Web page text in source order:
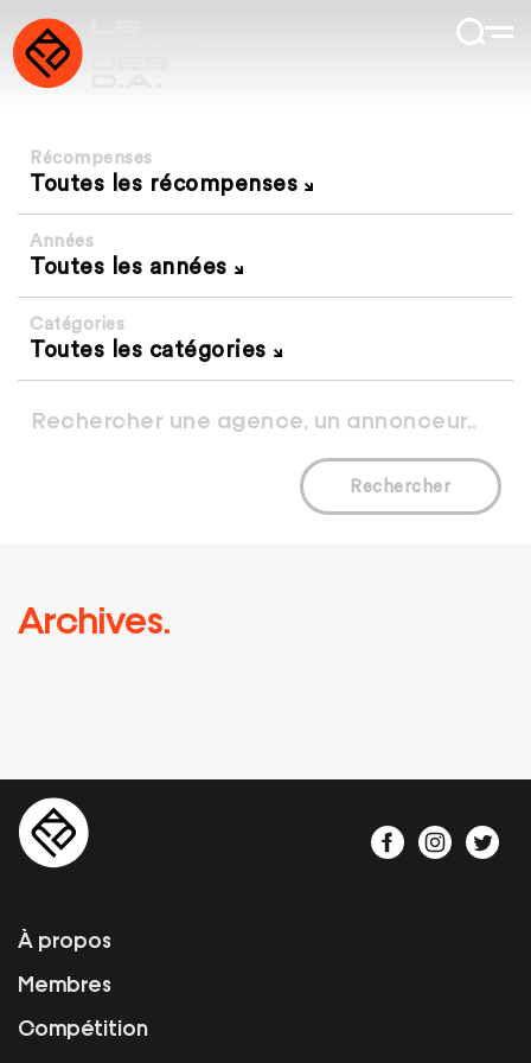
Récompenses
Toutes les récompenses
Années
Toutes les années
Catégories
Toutes les catégories
Rechercher
Archives.
À propos
Membres
Compétition